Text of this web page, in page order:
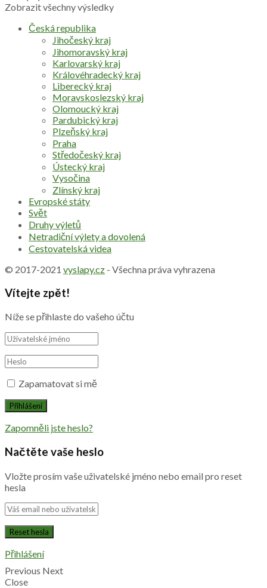
Zobrazit všechny výsledky
Česká republika
Jihočeský kraj
Jihomoravský kraj
Karlovarský kraj
Královéhradecký kraj
Liberecký kraj
Moravskoslezský kraj
Olomoucký kraj
Pardubický kraj
Plzeňský kraj
Praha
Středočeský kraj
Ústecký kraj
Vysočina
Zlínský kraj
Evropské státy
Svět
Druhy výletů
Netradiční výlety a dovolená
Cestovatelská videa
© 2017-2021 vyslapy.cz - Všechna práva vyhrazena
Vítejte zpět!
Níže se přihlaste do vašeho účtu
Zapamatovat si mě
Zapomněli jste heslo?
Načtěte vaše heslo
Vložte prosím vaše uživatelské jméno nebo email pro reset
hesla
Přihlášení
Previous Next
Close